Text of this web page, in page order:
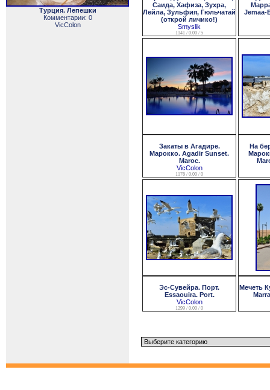
Турция. Лепешки
Комментарии: 0
VicColon
Саида, Хафиза, Зухра,
Лейла, Зульфия, Гюльчатай
(открой личико!)
Smyslik
1141 / 0.00 / 5
Jemaa-
Закаты в Агадире.
Марокко. Agadir Sunset.
Maroc.
VicColon
1176 / 0.00 / 0
На
Эс-Сувейра. Порт.
Essaouira. Port.
VicColon
1299 / 0.00 / 0
Мечеть